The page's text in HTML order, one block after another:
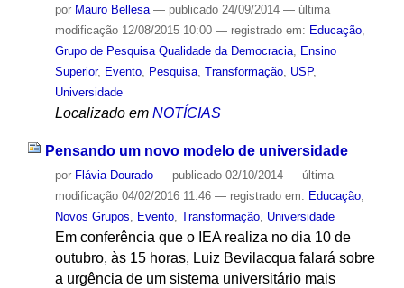
por Mauro Bellesa — publicado24/09/2014 — última
modificação12/08/2015 10:00 — registrado em: Educação,
Grupo de Pesquisa Qualidade da Democracia, Ensino
Superior, Evento, Pesquisa, Transformação, USP,
Universidade
Localizado em NOTÍCIAS
Pensando um novo modelo de universidade
por Flávia Dourado — publicado02/10/2014 — última
modificação04/02/2016 11:46 — registrado em: Educação,
Novos Grupos, Evento, Transformação, Universidade
Em conferência que o IEA realiza no dia 10 de
outubro, às 15 horas, Luiz Bevilacqua falará sobre
a urgência de um sistema universitário mais